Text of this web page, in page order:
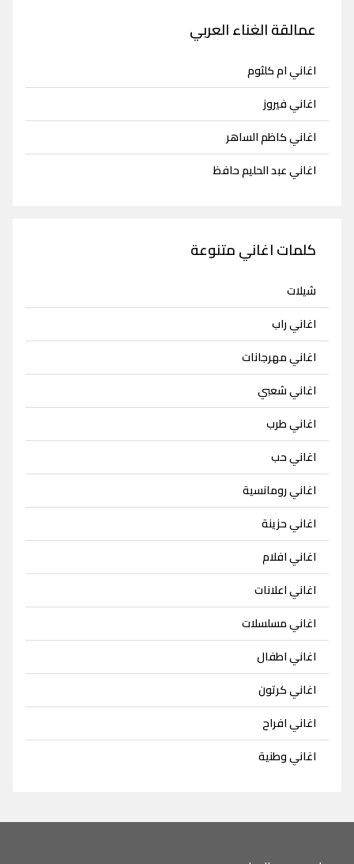
عمالقة الغناء العربي
اغاني ام كلثوم
اغاني فيروز
اغاني كاظم الساهر
اغاني عبد الحليم حافظ
كلمات اغاني متنوعة
شيلات
اغاني راب
اغاني مهرجانات
اغاني شعبي
اغاني طرب
اغاني حب
اغاني رومانسية
اغاني حزينة
اغاني افلام
اغاني اعلانات
اغاني مسلسلات
اغاني اطفال
اغاني كرتون
اغاني افراح
اغاني وطنية